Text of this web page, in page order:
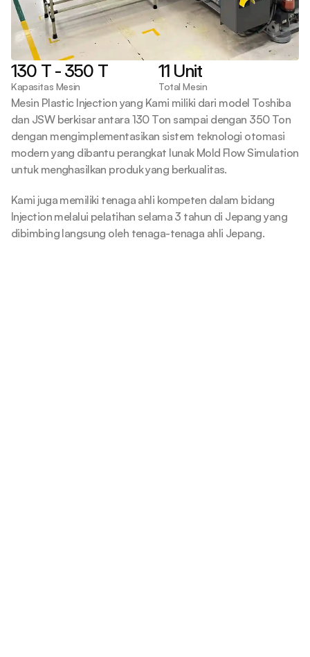
130 T - 350 T
Kapasitas Mesin
11 Unit
Total Mesin
Mesin Plastic Injection yang Kami miliki dari model Toshiba
dan JSW berkisar antara 130 Ton sampai dengan 350 Ton
dengan mengimplementasikan sistem teknologi otomasi
modern yang dibantu perangkat lunak Mold Flow Simulation
untuk menghasilkan produk yang berkualitas.
Kami juga memiliki tenaga ahli kompeten dalam bidang
Injection melalui pelatihan selama 3 tahun di Jepang yang
dibimbing langsung oleh tenaga-tenaga ahli Jepang.